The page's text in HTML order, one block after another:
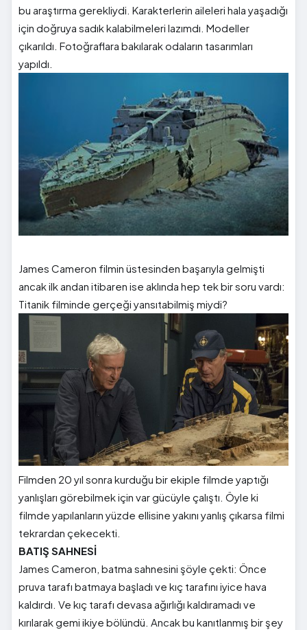
bu araştırma gerekliydi. Karakterlerin aileleri hala yaşadığı
için doğruya sadık kalabilmeleri lazımdı. Modeller
çıkarıldı. Fotoğraflara bakılarak odaların tasarımları
yapıldı.
James Cameron filmin üstesinden başarıyla gelmişti
ancak ilk andan itibaren ise aklında hep tek bir soru vardı:
Titanik filminde gerçeği yansıtabilmiş miydi?
Filmden 20 yıl sonra kurduğu bir ekiple filmde yaptığı
yanlışları görebilmek için var gücüyle çalıştı. Öyle ki
filmde yapılanların yüzde ellisine yakını yanlış çıkarsa filmi
tekrardan çekecekti.
BATIŞ SAHNESİ
James Cameron, batma sahnesini şöyle çekti: Önce
pruva tarafı batmaya başladı ve kıç tarafını iyice hava
kaldırdı. Ve kıç tarafı devasa ağırlığı kaldıramadı ve
kırılarak gemi ikiye bölündü. Ancak bu kanıtlanmış bir şey